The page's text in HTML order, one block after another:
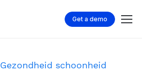
Get a demo
Gezondheid schoonheid